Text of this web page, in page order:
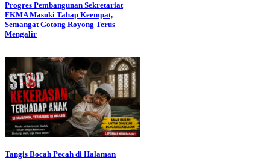
Progres Pembangunan Sekretariat
FKMA Masuki Tahap Keempat,
Semangat Gotong Royong Terus
Mengalir
Tangis Bocah Pecah di Halaman